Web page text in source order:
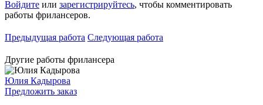
Войдите или зарегистрируйтесь, чтобы комментировать
работы фрилансеров.
Предыдущая работа Следующая работа
Другие работы фрилансера
Юлия Кадырова
Предложить заказ